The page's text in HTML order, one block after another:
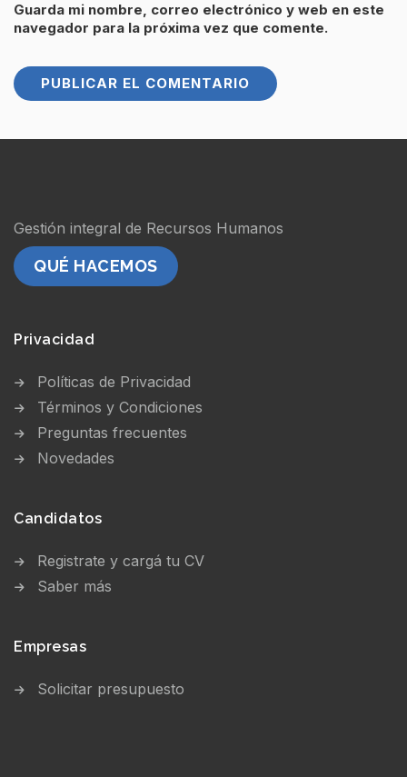
Guarda mi nombre, correo electrónico y web en este
navegador para la próxima vez que comente.
Gestión integral de Recursos Humanos
QUÉ HACEMOS
Privacidad
Políticas de Privacidad
Términos y Condiciones
Preguntas frecuentes
Novedades
Candidatos
Registrate y cargá tu CV
Saber más
Empresas
Solicitar presupuesto